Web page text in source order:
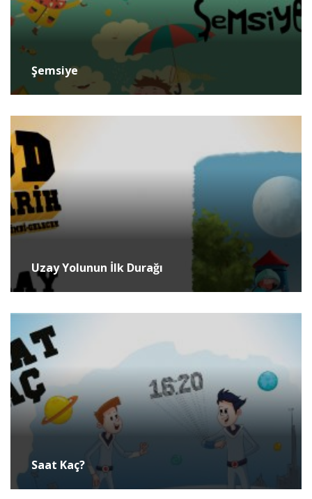
Şemsiye
Uzay Yolunun İlk Durağı
Saat Kaç?